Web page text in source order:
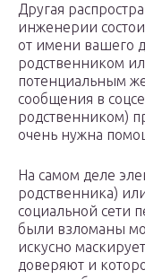
Другая
инженерии
от имени вашего
родственником
потенциальным
сообщения в
родственником)
очень нужна
На самом деле
родственника)
социальной сети
были взломаны
искусно
доверяют и